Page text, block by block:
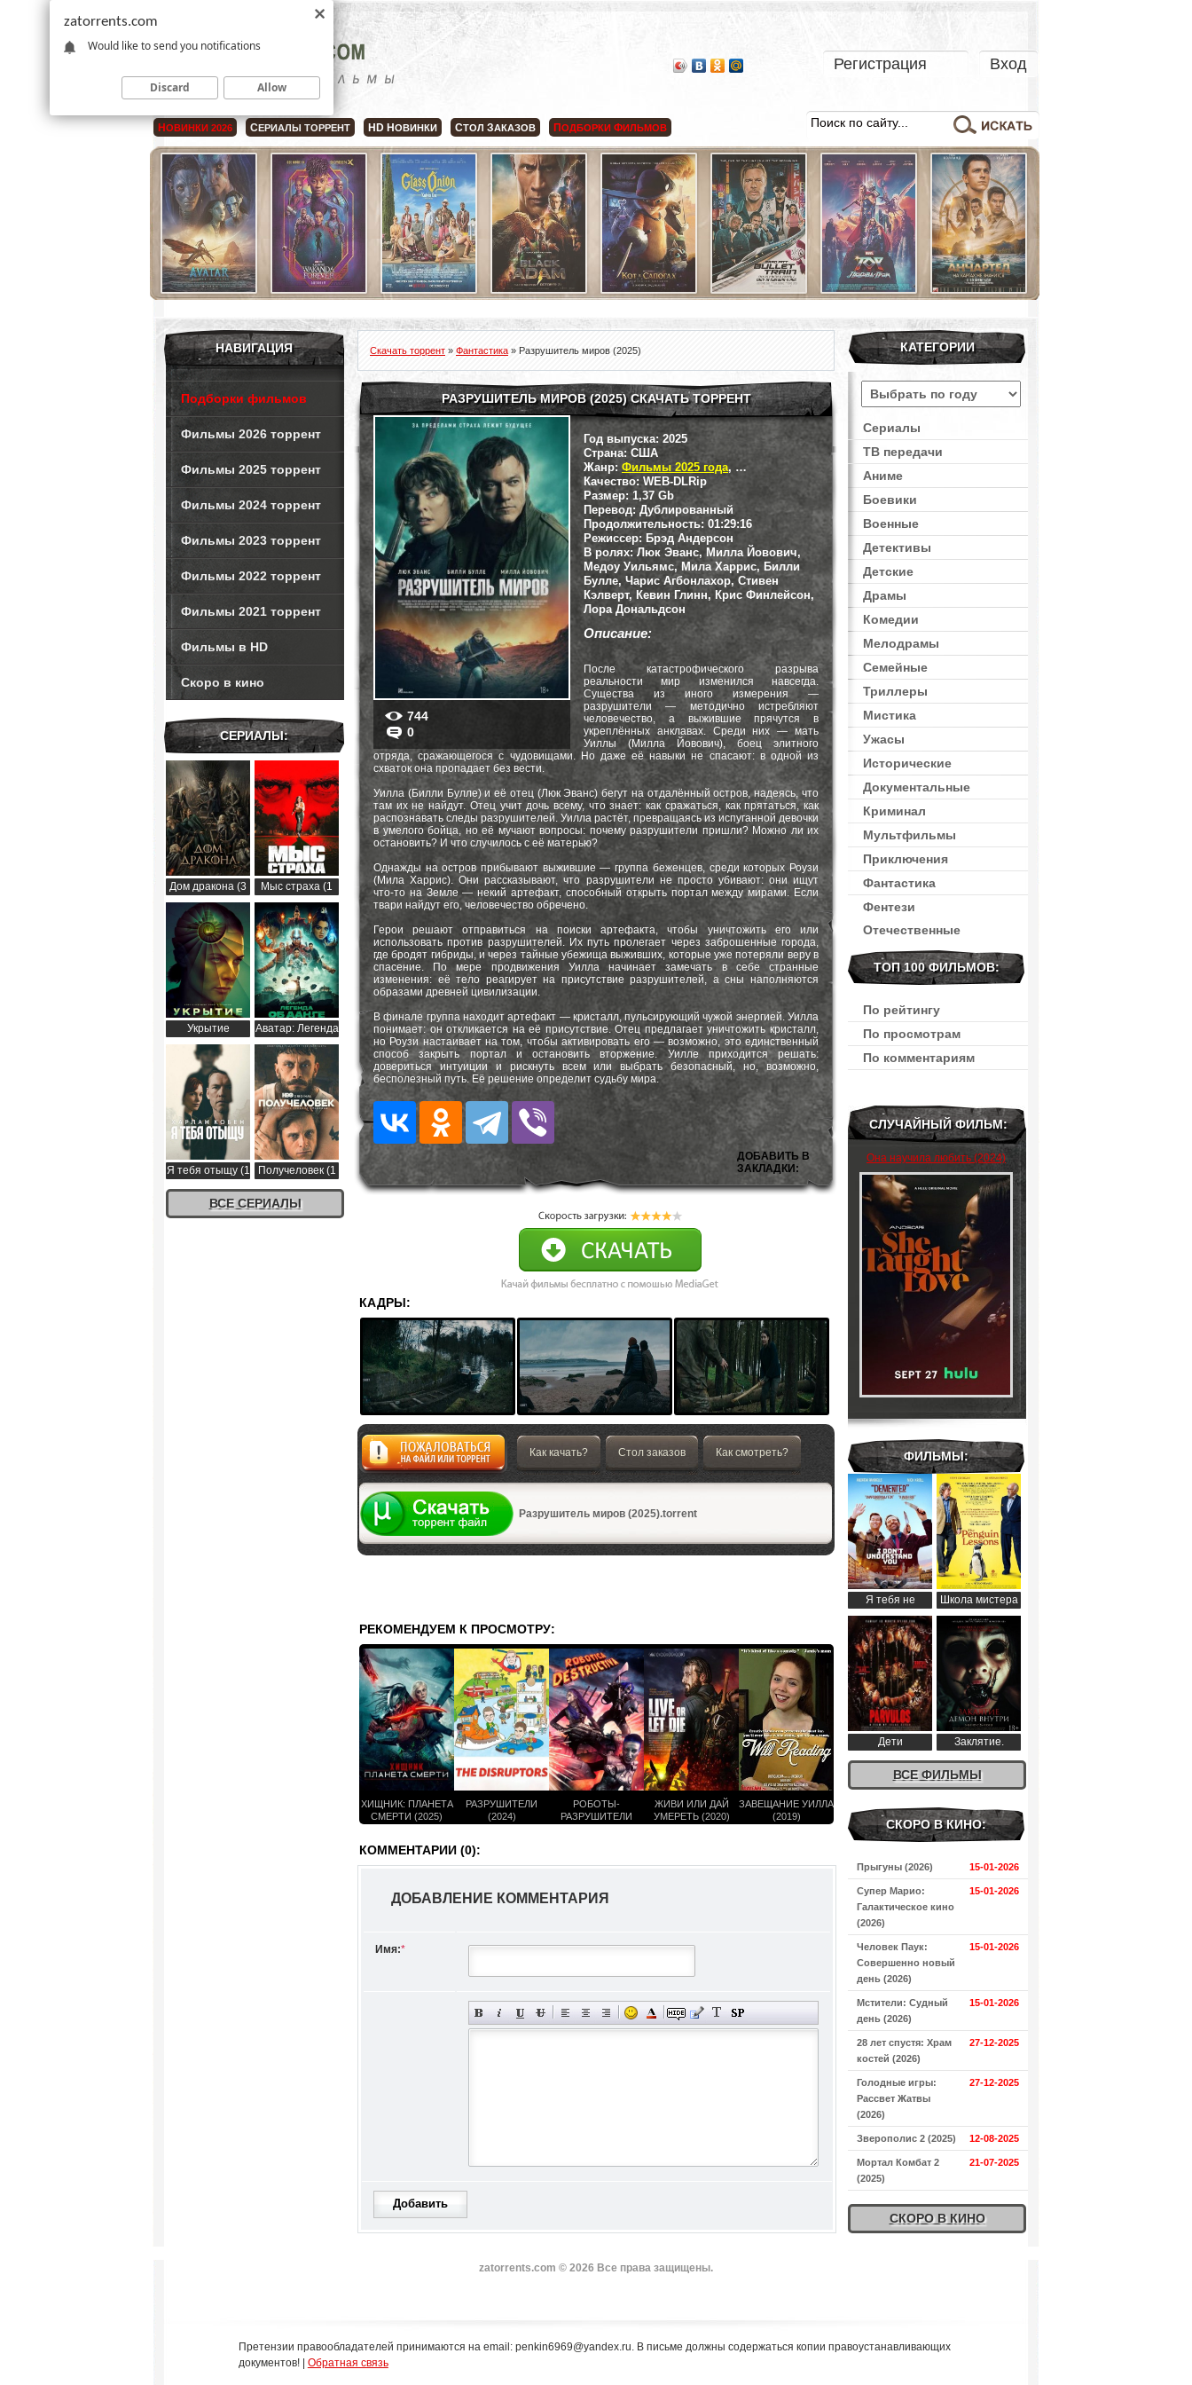
Регистрация Вход
НОВИНКИ 2026 СЕРИАЛЫ ТОРРЕНТ HD НОВИНКИ СТОЛ ЗАКАЗОВ ПОДБОРКИ ФИЛЬМОВ
НАВИГАЦИЯ
Подборки фильмов
Фильмы 2026 торрент
Фильмы 2025 торрент
Фильмы 2024 торрент
Фильмы 2023 торрент
Фильмы 2022 торрент
Фильмы 2021 торрент
Фильмы в HD
Скоро в кино
СЕРИАЛЫ:
Дом дракона (3
сезон)
Мыс страха (1
сезон)
Укрытие
(Бункер) (3
сезон)
Аватар: Легенда
об Аанге (2
сезон)
Я тебя отыщу (1
сезон)
Получеловек (1
сезон)
ВСЕ СЕРИАЛЫ
Скачать торрент » Фантастика » Разрушитель миров (2025)
РАЗРУШИТЕЛЬ МИРОВ (2025) СКАЧАТЬ ТОРРЕНТ
744
0
Год выпуска: 2025
Страна: США
Жанр: Фильмы 2025 года, Боевики
Фантастика
Качество:WEB-DLRip
Размер: 1,37 Gb
Перевод: Дублированный
Продолжительность: 01:29:16
Режиссер: Брэд Андерсон
В ролях: Люк Эванс, Милла Йовович,
Медоу Уильямс, Мила Харрис, Билли
Булле, Чарис Агбонлахор, Стивен
Кэлверт, Кевин Глинн, Крис Финлейсон,
Лора Дональдсон
Описание:
После катастрофического разрыва
реальности мир изменился навсегда.
Существа из иного измерения —
разрушители — методично истребляют
человечество, а выжившие прячутся в
укреплённых анклавах. Среди них — мать
Уиллы (Милла Йовович), боец элитного
отряда, сражающегося с чудовищами. Но даже её навыки не спасают: в одной из
схваток она пропадает без вести.
Уилла (Билли Булле) и её отец (Люк Эванс) бегут на отдалённый остров, надеясь, что
там их не найдут. Отец учит дочь всему, что знает: как сражаться, как прятаться, как
распознавать следы разрушителей. Уилла растёт, превращаясь из испуганной девочки
в умелого бойца, но её мучают вопросы: почему разрушители пришли? Можно ли их
остановить? И что случилось с её матерью?
Однажды на остров прибывают выжившие — группа беженцев, среди которых Роузи
(Мила Харрис). Они рассказывают, что разрушители не просто убивают: они ищут
что‑то на Земле — некий артефакт, способный открыть портал между мирами. Если
твари найдут его, человечество обречено.
Герои решают отправиться на поиски артефакта, чтобы уничтожить его или
использовать против разрушителей. Их путь пролегает через заброшенные города,
где бродят гибриды, и через тайные убежища выживших, которые уже потеряли веру в
спасение. По мере продвижения Уилла начинает замечать в себе странные
изменения: её тело реагирует на присутствие разрушителей, а сны наполняются
образами древней цивилизации.
В финале группа находит артефакт — кристалл, пульсирующий чужой энергией. Уилла
понимает: он откликается на её присутствие. Отец предлагает уничтожить кристалл,
но Роузи настаивает на том, чтобы активировать его — возможно, это единственный
способ закрыть портал и остановить вторжение. Уилле приходится решать:
довериться интуиции и рискнуть всем или выбрать безопасный, но, возможно,
бесполезный путь. Её решение определит судьбу мира.
ДОБАВИТЬ В
ЗАКЛАДКИ:
КАДРЫ:
Жалоба
Как качать? Стол заказов Как смотреть?
Разрушитель миров (2025).torrent
РЕКОМЕНДУЕМ К ПРОСМОТРУ:
ХИЩНИК: ПЛАНЕТА
СМЕРТИ (2025)
РАЗРУШИТЕЛИ
(2024)
РОБОТЫ-
РАЗРУШИТЕЛИ
ЖИВИ ИЛИ ДАЙ
УМЕРЕТЬ (2020)
ЗАВЕЩАНИЕ УИЛЛА
(2019)
КОММЕНТАРИИ (0):
ДОБАВЛЕНИЕ КОММЕНТАРИЯ
Имя:*
Добавить
КАТЕГОРИИ
Сериалы
ТВ передачи
Аниме
Боевики
Военные
Детективы
Детские
Драмы
Комедии
Мелодрамы
Семейные
Триллеры
Мистика
Ужасы
Исторические
Документальные
Криминал
Мультфильмы
Приключения
Фантастика
Фентези
Отечественные
ТОП 100 ФИЛЬМОВ:
По рейтингу
По просмотрам
По комментариям
СЛУЧАЙНЫЙ ФИЛЬМ:
Она научила любить (2024)
ФИЛЬМЫ:
Я тебя не
понимаю (2024)
Школа мистера
Пингвина (2024)
Дети
апокалипсиса
(2024)
Заклятие.
Демон внутри
(2024)
ВСЕ ФИЛЬМЫ
СКОРО В КИНО:
Прыгуны (2026) 15-01-2026
Супер Марио:
Галактическое кино
(2026)
15-01-2026
Человек Паук:
Совершенно новый
день (2026)
15-01-2026
Мстители: Судный
день (2026)
15-01-2026
28 лет спустя: Храм
костей (2026)
27-12-2025
Голодные игры:
Рассвет Жатвы
(2026)
27-12-2025
Зверополис 2 (2025) 12-08-2025
Мортал Комбат 2
(2025)
21-07-2025
СКОРО В КИНО
zatorrents.com © 2026 Все права защищены.
Претензии правообладателей принимаются на email: penkin6969@yandex.ru. В письме должны содержаться копии правоустанавливающих
документов! | Обратная связь
zatorrents.com
Would like to send you notifications
Discard Allow